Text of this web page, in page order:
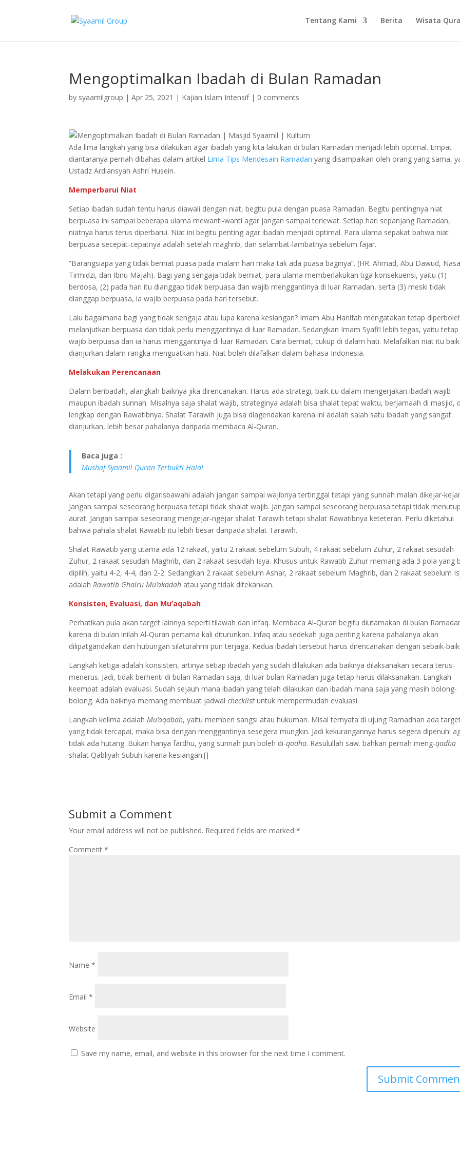
Tentang Kami Berita Wisata
Mengoptimalkan Ibadah di Bulan Ramadan
by syaamilgroup |Apr 25, 2021 | Kajian Islam Intensif| 0 comments
Ada lima langkah yang bisa dilakukan agar ibadah yang kita lakukan di bulan Ramadan menjadi lebih optimal. Empat
diantaranya pernah dibahas dalam artikel Lima Tips Mendesain Ramadan yang disampaikan oleh orang yang sama,
Ustadz Ardiansyah Ashri Husein.
Memperbarui Niat
Setiap ibadah sudah tentu harus diawali dengan niat, begitu pula dengan puasa Ramadan. Begitu pentingnya niat
berpuasa ini sampai beberapa ulama mewanti-wanti agar jangan sampai terlewat. Setiap hari sepanjang Ramadan,
niatnya harus terus diperbarui. Niat ini begitu penting agar ibadah menjadi optimal. Para ulama sepakat bahwa niat
berpuasa secepat-cepatnya adalah setelah maghrib, dan selambat-lambatnya sebelum fajar.
“Barangsiapa yang tidak berniat puasa pada malam hari maka tak ada puasa baginya”. (HR. Ahmad, Abu Dawud,
Tirmidzi, dan Ibnu Majah). Bagi yang sengaja tidak berniat, para ulama memberlakukan tiga konsekuensi, yaitu (1)
berdosa, (2) pada hari itu dianggap tidak berpuasa dan wajib menggantinya di luar Ramadan, serta (3) meski tidak
dianggap berpuasa, ia wajib berpuasa pada hari tersebut.
Lalu bagaimana bagi yang tidak sengaja atau lupa karena kesiangan? Imam Abu Hanifah mengatakan tetap
melanjutkan berpuasa dan tidak perlu menggantinya di luar Ramadan. Sedangkan Imam Syafi’i lebih tegas, yaitu tetap
wajib berpuasa dan ia harus menggantinya di luar Ramadan. Cara berniat, cukup di dalam hati. Melafalkan niat itu
dianjurkan dalam rangka menguatkan hati. Niat boleh dilafalkan dalam bahasa Indonesia.
Melakukan Perencanaan
Dalam beribadah, alangkah baiknya jika direncanakan. Harus ada strategi, baik itu dalam mengerjakan ibadah wajib
maupun ibadah sunnah. Misalnya saja shalat wajib, strateginya adalah bisa shalat tepat waktu, berjamaah di masjid,
lengkap dengan Rawatibnya. Shalat Tarawih juga bisa diagendakan karena ini adalah salah satu ibadah yang sangat
dianjurkan, lebih besar pahalanya daripada membaca Al-Quran.
Baca juga :
Mushaf Syaamil Quran Terbukti Halal
Akan tetapi yang perlu digarisbawahi adalah jangan sampai wajibnya tertinggal tetapi yang sunnah malah dikejar-
Jangan sampai seseorang berpuasa tetapi tidak shalat wajib. Jangan sampai seseorang berpuasa tetapi tidak menutup
aurat. Jangan sampai seseorang mengejar-ngejar shalat Tarawih tetapi shalat Rawatibnya keteteran. Perlu diketahui
bahwa pahala shalat Rawatib itu lebih besar daripada shalat Tarawih.
Shalat Rawatib yang utama ada 12 rakaat, yaitu 2 rakaat sebelum Subuh, 4 rakaat sebelum Zuhur, 2 rakaat sesudah
Zuhur, 2 rakaat sesudah Maghrib, dan 2 rakaat sesudah Isya. Khusus untuk Rawatib Zuhur memang ada 3 pola yang
dipilih, yaitu 4-2, 4-4, dan 2-2. Sedangkan 2 rakaat sebelum Ashar, 2 rakaat sebelum Maghrib, dan 2 rakaat sebelum
adalahRawatib Ghairu Mu’akadah atau yang tidak ditekankan.
Konsisten, Evaluasi, dan Mu’aqabah
Perhatikan pula akan target lainnya seperti tilawah dan infaq. Membaca Al-Quran begitu diutamakan di bulan
karena di bulan inilah Al-Quran pertama kali diturunkan. Infaq atau sedekah juga penting karena pahalanya akan
dilipatgandakan dan hubungan silaturahmi pun terjaga. Kedua ibadah tersebut harus direncanakan dengan sebaik-
Langkah ketiga adalah konsisten, artinya setiap ibadah yang sudah dilakukan ada baiknya dilaksanakan secara terus-
menerus. Jadi, tidak berhenti di bulan Ramadan saja, di luar bulan Ramadan juga tetap harus dilaksanakan. Langkah
keempat adalah evaluasi. Sudah sejauh mana ibadah yang telah dilakukan dan ibadah mana saja yang masih bolong-
bolong. Ada baiknya memang membuat jadwalchecklist untuk mempermudah evaluasi.
Langkah kelima adalahMu’aqabah, yaitu memberi sangsi atau hukuman. Misal ternyata di ujung Ramadhan ada
yang tidak tercapai, maka bisa dengan menggantinya sesegera mungkin. Jadi kekurangannya harus segera dipenuhi
tidak ada hutang. Bukan hanya fardhu, yang sunnah pun boleh di-qadha. Rasulullah saw. bahkan pernah meng-qadha
shalat Qabliyah Subuh karena kesiangan.[]
Submit a Comment
Your email address will not be published. Required fields are marked*
Comment*
Name*
Email*
Website
Save my name, email, and website in this browser for the next time I comment.